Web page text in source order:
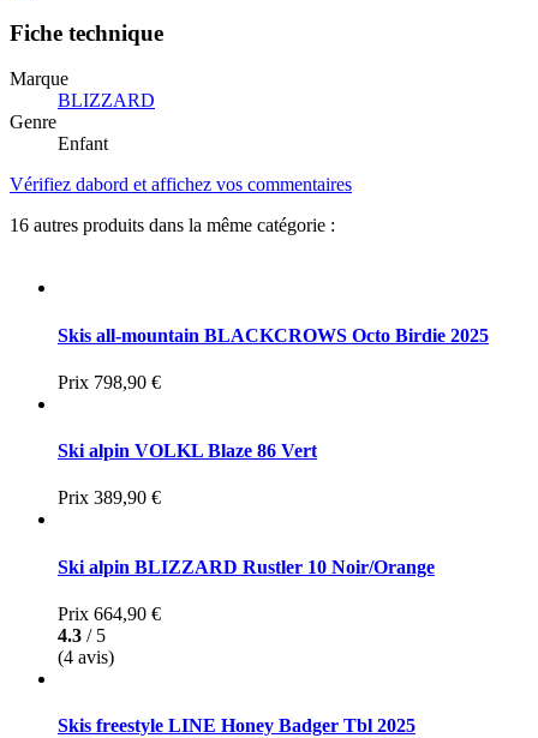
Fiche technique
Marque
BLIZZARD
Genre
Enfant
Vérifiez dabord et affichez vos commentaires
16 autres produits dans la même catégorie :
Skis all-mountain BLACKCROWS Octo Birdie 2025
Prix 798,90 €
Ski alpin VOLKL Blaze 86 Vert
Prix 389,90 €
Ski alpin BLIZZARD Rustler 10 Noir/Orange
Prix 664,90 €
4.3 / 5
(4 avis)
Skis freestyle LINE Honey Badger Tbl 2025